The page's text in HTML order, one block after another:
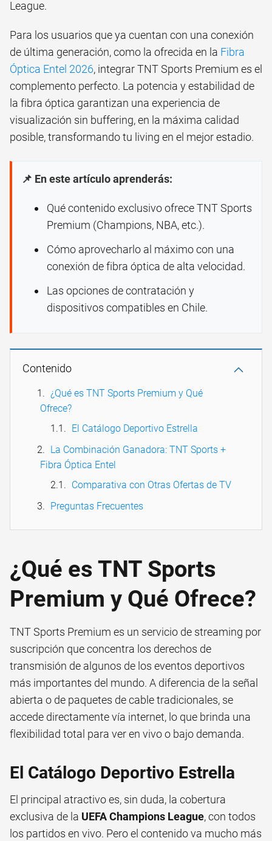
League.
Para los usuarios que ya cuentan con una conexión
de última generación, como la ofrecida en la Fibra
Óptica Entel 2026, integrar TNT Sports Premium es el
complemento perfecto. La potencia y estabilidad de
la fibra óptica garantizan una experiencia de
visualización sin buffering, en la máxima calidad
posible, transformando tu living en el mejor estadio.
📌 En este artículo aprenderás:
Qué contenido exclusivo ofrece TNT Sports
Premium (Champions, NBA, etc.).
Cómo aprovecharlo al máximo con una
conexión de fibra óptica de alta velocidad.
Las opciones de contratación y
dispositivos compatibles en Chile.
Contenido
¿Qué es TNT Sports Premium y Qué
Ofrece?
El Catálogo Deportivo Estrella
La Combinación Ganadora: TNT Sports +
Fibra Óptica Entel
Comparativa con Otras Ofertas de TV
Preguntas Frecuentes
¿Qué es TNT Sports
Premium y Qué Ofrece?
TNT Sports Premium es un servicio de streaming por
suscripción que concentra los derechos de
transmisión de algunos de los eventos deportivos
más importantes del mundo. A diferencia de la señal
abierta o de paquetes de cable tradicionales, se
accede directamente vía internet, lo que brinda una
flexibilidad total para ver en vivo o bajo demanda.
El Catálogo Deportivo Estrella
El principal atractivo es, sin duda, la cobertura
exclusiva de la UEFA Champions League, con todos
los partidos en vivo. Pero el contenido va mucho más